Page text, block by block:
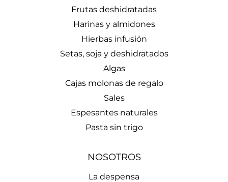
Frutas deshidratadas
Harinas y almidones
Hierbas infusión
Setas, soja y deshidratados
Algas
Cajas molonas de regalo
Sales
Espesantes naturales
Pasta sin trigo
NOSOTROS
La despensa